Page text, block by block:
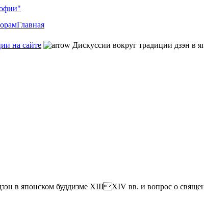
Главная
на сайте Дискуссии вокруг традиции дзэн в
в японском буддизме XIIIXIV вв. и вопрос о